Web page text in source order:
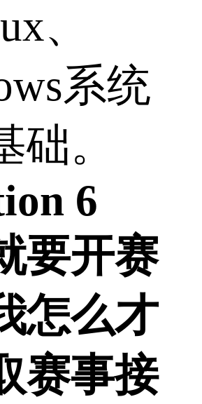
、
系统
础。
6
要开赛
怎么才
赛事接